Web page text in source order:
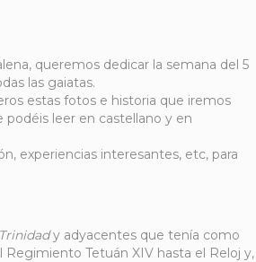
queremos dedicar la semana del 5
las gaiatas.
estas fotos e historia que iremos
leer en castellano y en
experiencias interesantes, etc, para
y adyacentes que tenía como
Regimiento Tetuán XIV hasta el Reloj y,